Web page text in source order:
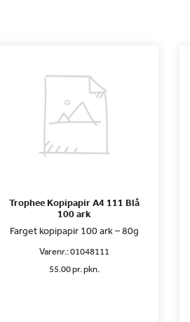
Trophee Kopipapir A4 111 Blå
100 ark
Farget kopipapir 100 ark – 80g
Varenr.:01048111
55.00 pr. pkn.